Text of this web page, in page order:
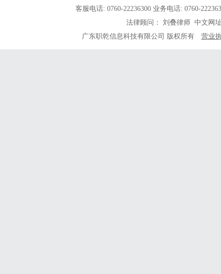
客服电话: 0760-22236300 业务电话: 0760-
法律顾问： 刘叠律师 中文网
广东职乾信息科技有限公司 版权所有
营业